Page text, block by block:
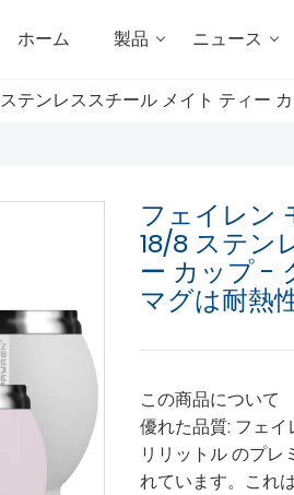
ホーム 製品 ニュース
テンレススチール メイト ティー
フェイレン
18/8 ステン
ー カップ -
マグは耐熱
この商品について
優れた品質: フェ
リリットル のプ
れています。これ